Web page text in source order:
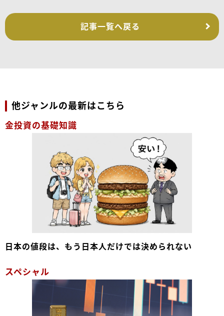
記事一覧へ戻る
他ジャンルの最新はこちら
金投資の基礎知識
日本の値段は、もう日本人だけでは決められない
スペシャル